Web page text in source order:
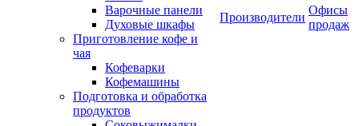
Варочные панели
Духовые шкафы
Приготовление кофе и
чая
Кофеварки
Кофемашины
Подготовка и обработка
продуктов
Производители
Офисы
продаж